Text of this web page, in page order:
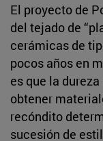
El proyecto de
del tejado de
cerámicas de
pocos años en
es que la
obtener
recóndito
sucesión de